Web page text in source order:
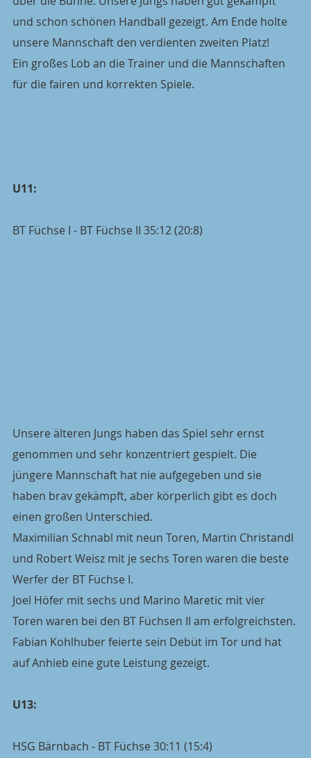
und schon schönen Handball gezeigt. Am Ende holte
unsere Mannschaft den verdienten zweiten Platz!
Ein großes Lob an die Trainer und die Mannschaften
für die fairen und korrekten Spiele.
U11:
BT Füchse I - BT Füchse II 35:12 (20:8)
Unsere älteren Jungs haben das Spiel sehr ernst
genommen und sehr konzentriert gespielt. Die
jüngere Mannschaft hat nie aufgegeben und sie
haben brav gekämpft, aber körperlich gibt es doch
einen großen Unterschied.
Maximilian Schnabl mit neun Toren, Martin Christandl
und Robert Weisz mit je sechs Toren waren die beste
Werfer der BT Füchse I.
Joel Höfer mit sechs und Marino Maretic mit vier
Toren waren bei den BT Füchsen II am erfolgreichsten.
Fabian Kohlhuber feierte sein Debüt im Tor und hat
auf Anhieb eine gute Leistung gezeigt.
U13:
HSG Bärnbach - BT Füchse 30:11 (15:4)